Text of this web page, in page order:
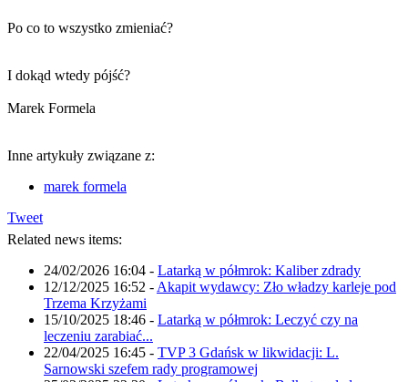
Po co to wszystko zmieniać?
I dokąd wtedy pójść?
Marek Formela
Inne artykuły związane z:
marek formela
Tweet
Related news items:
24/02/2026 16:04 - Latarką w półmrok: Kaliber zdrady
12/12/2025 16:52 - Akapit wydawcy: Zło władzy karleje pod
Trzema Krzyżami
15/10/2025 18:46 - Latarką w półmrok: Leczyć czy na
leczeniu zarabiać...
22/04/2025 16:45 - TVP 3 Gdańsk w likwidacji: L.
Sarnowski szefem rady programowej